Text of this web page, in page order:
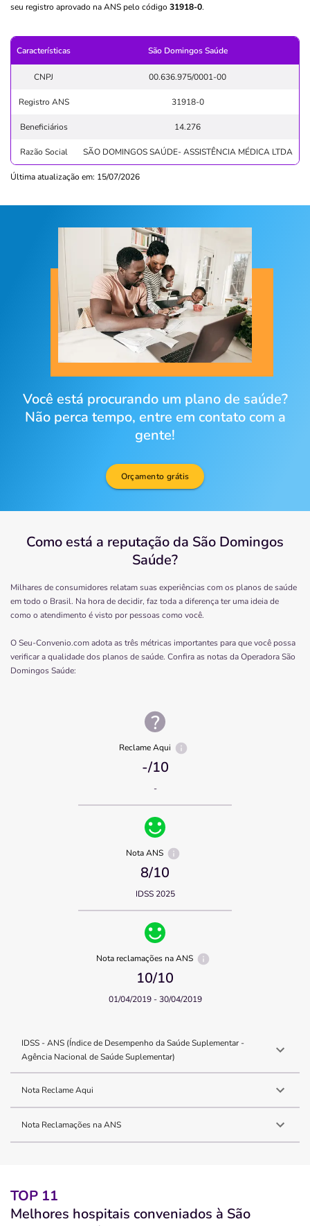
seu registro aprovado na ANS pelo código 31918-0.
Características São Domingos Saúde
CNPJ 00.636.975/0001-00
Registro ANS 31918-0
Beneficiários 14.276
Razão Social SÃO DOMINGOS SAÚDE- ASSISTÊNCIA MÉDICA LTDA
Última atualização em: 15/07/2026
Você está procurando um plano de saúde?
Não perca tempo, entre em contato com a
gente!
Orçamento grátis
Como está a reputação da São Domingos
Saúde?
Milhares de consumidores relatam suas experiências com os planos de saúde
em todo o Brasil. Na hora de decidir, faz toda a diferença ter uma ideia de
como o atendimento é visto por pessoas como você.
O Seu-Convenio.com adota as três métricas importantes para que você possa
verificar a qualidade dos planos de saúde. Confira as notas da OperadoraSão
Domingos Saúde:
Reclame Aqui
-/10
-
Nota ANS
8/10
IDSS 2025
Nota reclamações na ANS
10/10
01/04/2019 - 30/04/2019
IDSS - ANS (Índice de Desempenho da Saúde Suplementar -
Agência Nacional de Saúde Suplementar)
Nota Reclame Aqui
Nota Reclamações na ANS
TOP 11
Melhores hospitais conveniados à São